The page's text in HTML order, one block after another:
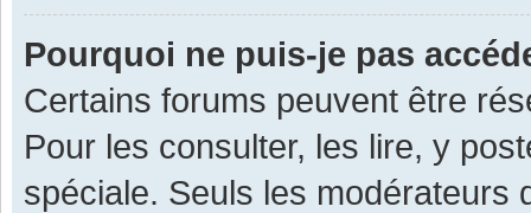
Pourquoi ne puis-je pas
Certains forums peuvent être
Pour les consulter, les lire, y
spéciale. Seuls les modérateurs